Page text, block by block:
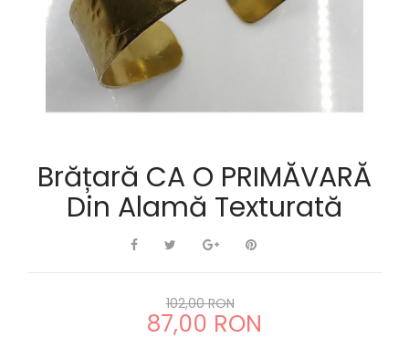
Brățară CA O PRIMĂVARĂ
Din Alamă Texturată
102,00 RON
87,00 RON